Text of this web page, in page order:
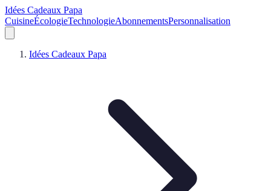
Idées Cadeaux Papa
CuisineÉcologieTechnologieAbonnementsPersonnalisation
Idées Cadeaux Papa